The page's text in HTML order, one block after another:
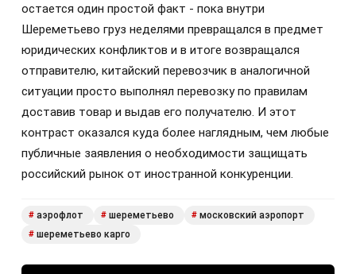
остается один простой факт - пока внутри
Шереметьево груз неделями превращался в предмет
юридических конфликтов и в итоге возвращался
отправителю, китайский перевозчик в аналогичной
ситуации просто выполнял перевозку по правилам
доставив товар и выдав его получателю. И этот
контраст оказался куда более наглядным, чем любые
публичные заявления о необходимости защищать
российский рынок от иностранной конкуренции.
# аэрофлот # шереметьево # московский аэропорт
# шереметьево карго